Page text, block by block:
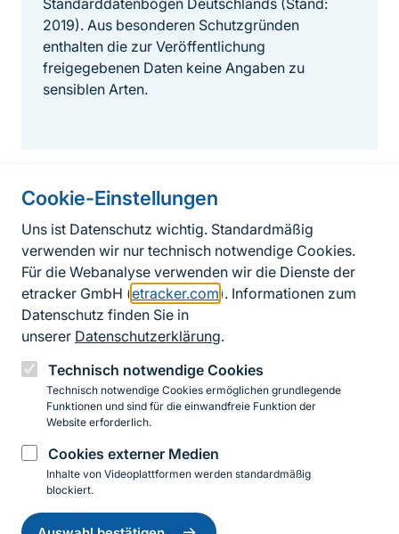
Cookie-Einstellungen
Uns ist Datenschutz wichtig. Standardmäßig
verwenden wir nur technisch notwendige Cookies.
Für die Webanalyse verwenden wir die Dienste der
etracker GmbH (etracker.com ). Informationen zum
Datenschutz finden Sie in
unserer Datenschutzerklärung.
Technisch notwendige Cookies
Technisch notwendige Cookies ermöglichen grundlegende
Funktionen und sind für die einwandfreie Funktion der
Website erforderlich.
Cookies externer Medien
Inhalte von Videoplattformen werden standardmäßig
blockiert.
Einwilligung
zurückziehen
Standarddatenbögen Deutschlands (Stand:
2019). Aus besonderen Schutzgründen
enthalten die zur Veröffentlichung
freigegebenen Daten keine Angaben zu
sensiblen Arten.
Informationen zur Seite
FußzeileKontakt zum BfN
Kontaktformular
Erklärung zur Barrierefreiheit
Impressum
Datenschutz
InstagramFacebookYouTubeLinkedIn
© 2026 Bundesamt für Naturschutz